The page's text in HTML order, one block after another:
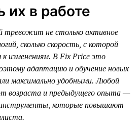
их в работе
тревожит не столько активное
сколько скорость, с которой
изменениям. В Fix Price это
адаптацию и обучение новых
максимально удобными. Любой
возраста и предыдущего опыта —
инструменты, которые повышают